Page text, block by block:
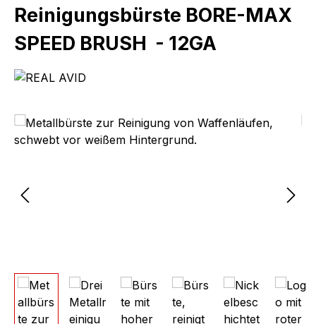
Reinigungsbürste BORE-MAX
SPEED BRUSH - 12GA
Bildergalerie überspringen